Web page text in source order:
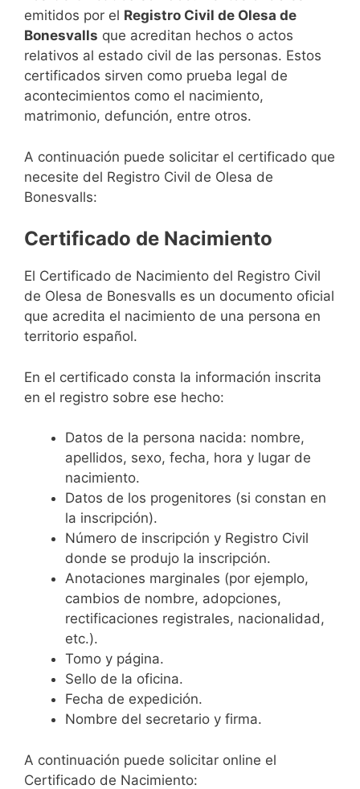
emitidos por el Registro Civil de Olesa de
Bonesvalls que acreditan hechos o actos
relativos al estado civil de las personas. Estos
certificados sirven como prueba legal de
acontecimientos como el nacimiento,
matrimonio, defunción, entre otros.
A continuación puede solicitar el certificado que
necesite del Registro Civil de Olesa de
Bonesvalls:
Certificado de Nacimiento
El Certificado de Nacimiento del Registro Civil
de Olesa de Bonesvalls es un documento oficial
que acredita el nacimiento de una persona en
territorio español.
En el certificado consta la información inscrita
en el registro sobre ese hecho:
Datos de la persona nacida: nombre,
apellidos, sexo, fecha, hora y lugar de
nacimiento.
Datos de los progenitores (si constan en
la inscripción).
Número de inscripción y Registro Civil
donde se produjo la inscripción.
Anotaciones marginales (por ejemplo,
cambios de nombre, adopciones,
rectificaciones registrales, nacionalidad,
etc.).
Tomo y página.
Sello de la oficina.
Fecha de expedición.
Nombre del secretario y firma.
A continuación puede solicitar online el
Certificado de Nacimiento: